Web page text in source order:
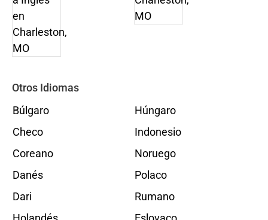
Otros Idiomas
Búlgaro
Checo
Coreano
Danés
Dari
Húngaro
Indonesio
Noruego
Polaco
Rumano